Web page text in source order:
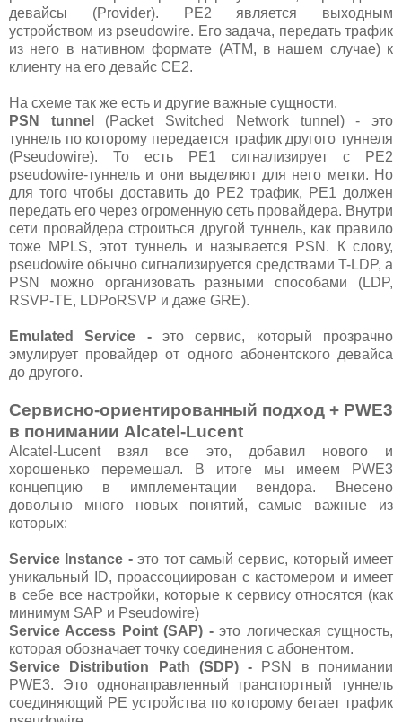
девайсы (Provider). PE2 является выходным
устройством из pseudowire. Его задача, передать трафик
из него в нативном формате (ATM, в нашем случае) к
клиенту на его девайс CE2.
На схеме так же есть и другие важные сущности.
PSN tunnel
(Packet Switched Network tunnel) - это
туннель по которому передается трафик другого туннеля
(Pseudowire). То есть PE1 сигнализирует с PE2
pseudowire-туннель и они выделяют для него метки. Но
для того чтобы доставить до PE2 трафик, PE1 должен
передать его через огроменную сеть провайдера. Внутри
сети провайдера строиться другой туннель, как правило
тоже MPLS, этот туннель и называется PSN. К слову,
pseudowire обычно сигнализируется средствами T-LDP, а
PSN можно организовать разными способами (LDP,
RSVP-TE, LDPoRSVP и даже GRE).
Emulated Service - это сервис, который прозрачно
эмулирует провайдер от одного абонентского девайса
до другого.
Сервисно-ориентированный подход + PWE3
в понимании Alcatel-Lucent
Alcatel-Lucent взял все это, добавил нового и
хорошенько перемешал. В итоге мы имеем PWE3
концепцию в имплементации вендора. Внесено
довольно много новых понятий, самые важные из
которых:
Service Instance -это тот самый сервис, который имеет
уникальный ID, проассоциирован с кастомером и имеет
в себе все настройки, которые к сервису относятся (как
минимум SAP и Pseudowire)
Service Access Point (SAP) -это логическая сущность,
которая обозначает точку соединения с абонентом.
Service Distribution Path (SDP) - PSN в понимании
PWE3. Это однонаправленный транспортный туннель
соединяющий PE устройства по которому бегает трафик